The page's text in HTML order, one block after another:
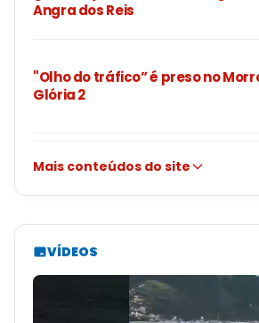
Angra dos Reis
"Olho do tráfico” é preso no
Glória 2
Mais conteúdos do site
VÍDEOS